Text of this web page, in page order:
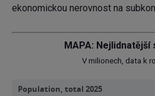
ekonomickou nerovnost na
MAPA:
V milionech, data k